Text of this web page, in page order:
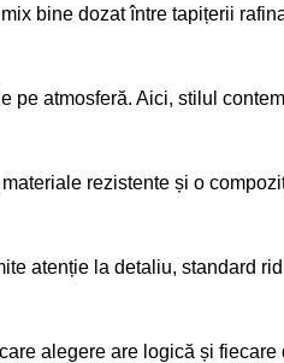
bine dozat între tapițerii
pe atmosferă. Aici, stilul
rezistente și o
atenție la detaliu, standard
alegere are logică și